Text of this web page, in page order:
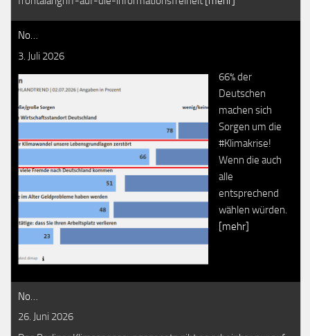
No…
3. Juli 2026
66% der
Deutschen
machen sich
Sorgen um die
#Klimakrise!
Wenn die auch
alle
entsprechend
wählen würden.
[mehr]
No…
26. Juni 2026